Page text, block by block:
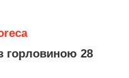
горловиною 28